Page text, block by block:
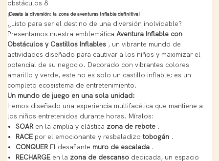
¡Desata la diversión: la zona de aventuras inflable definitiva!
¿Listo para ser el destino de una diversión inolvidable?
Presentamos nuestra emblemática Aventura Inflable con
Obstáculos y Castillos Inflables , un vibrante mundo de
actividades diseñado para cautivar a los niños y maximizar el
potencial de su negocio. Decorado con vibrantes colores
amarillo y verde, este no es solo un castillo inflable; es un
completo ecosistema de entretenimiento.
Un mundo de juego en una sola unidad:
Hemos diseñado una experiencia multifacética que mantiene a
los niños entretenidos durante horas. Míralos:
SOARen la amplia y elástica zona de rebote.
RACEpor el emocionante y resbaladizo tobogán.
CONQUEREl desafiante muro de escalada.
RECHARGEen la zona de descansodedicada, un espacio